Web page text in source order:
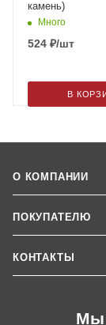
камень)
Много
524 ₽/шт
В
О КОМПАНИИ
ПОКУПАТЕЛЮ
КОНТАКТЫ
Мы